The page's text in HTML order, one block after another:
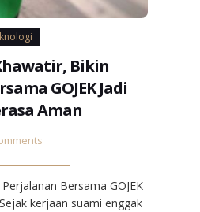
Bikin
GOJEK Jadi
Aman
Bersama GOJEK
kerjaan suami enggak